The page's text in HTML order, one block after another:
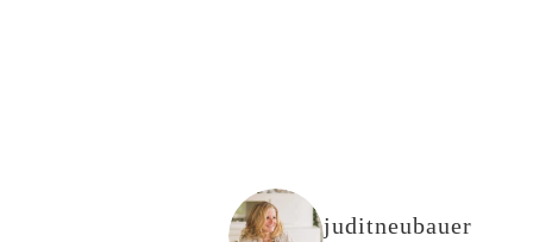
juditneubauer